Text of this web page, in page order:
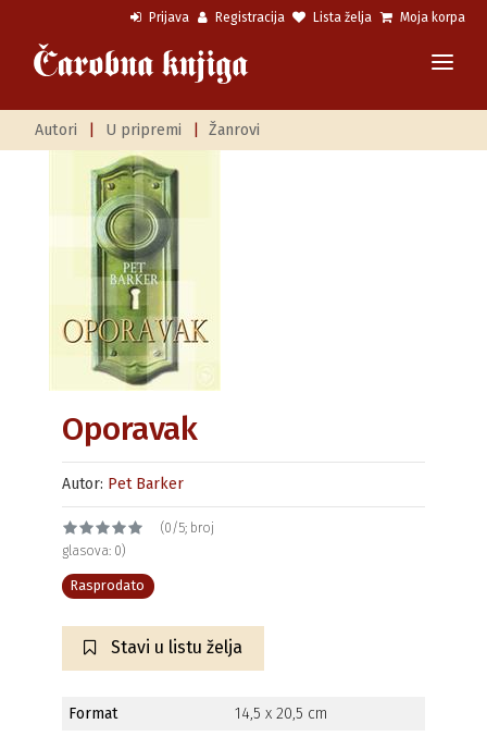
Prijava Registracija Lista želja Moja korpa
Autori U pripremi Žanrovi
Oporavak
Autor: Pet Barker
(0/5; broj
glasova: 0)
Rasprodato
Stavi u listu želja
Format
14,5 x 20,5 cm